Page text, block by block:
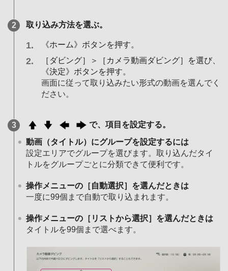
取り込み方法を選ぶ。
《ホーム》ボタンを押す。
［ダビング］＞［カメラ動画ダビング］を選び、
《決定》ボタンを押す。
画面に従って取り込みたい形式の動画を選んでく
ださい。
で、項目を設定する。
動画（タイトル）にグループを設定するには
設定エリアでグループを選びます。取り込んだタイ
トルをグループごとに分類できて便利です。
操作メニューの［自動選択］を選んだときは
一度に99個まで自動で取り込まれます。
操作メニューの［リストから選択］を選んだときは
タイトルを99個まで選べます。